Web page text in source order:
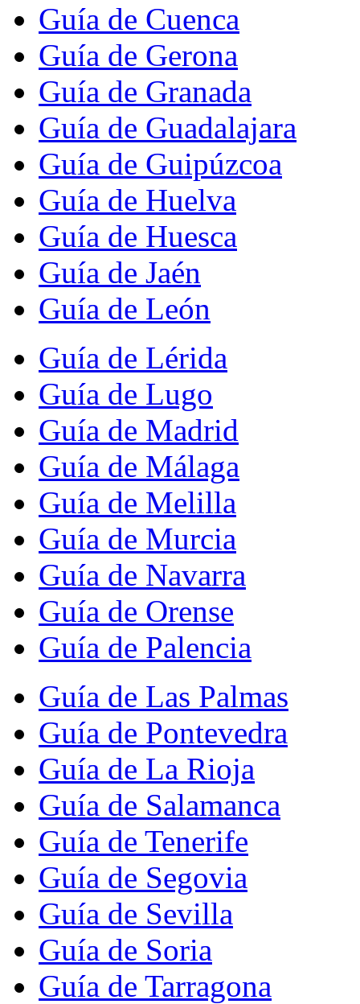
Guía de Cuenca
Guía de Gerona
Guía de Granada
Guía de Guadalajara
Guía de Guipúzcoa
Guía de Huelva
Guía de Huesca
Guía de Jaén
Guía de León
Guía de Lérida
Guía de Lugo
Guía de Madrid
Guía de Málaga
Guía de Melilla
Guía de Murcia
Guía de Navarra
Guía de Orense
Guía de Palencia
Guía de Las Palmas
Guía de Pontevedra
Guía de La Rioja
Guía de Salamanca
Guía de Tenerife
Guía de Segovia
Guía de Sevilla
Guía de Soria
Guía de Tarragona